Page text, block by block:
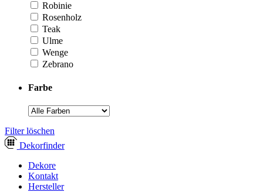
Robinie
Rosenholz
Teak
Ulme
Wenge
Zebrano
Farbe
­Filter löschen
Dekorfinder
Dekore
Kontakt
Hersteller